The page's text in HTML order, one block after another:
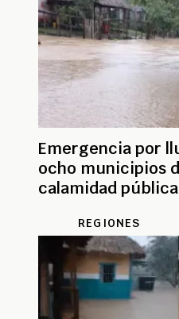
Emergencia por
ocho municipios
calamidad
REGIONES